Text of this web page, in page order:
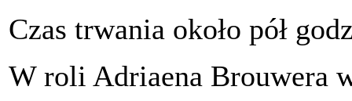
Czas trwania około pół
W roli Adriaena Brouwera